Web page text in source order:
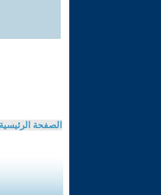
الصفحة الرئيسية